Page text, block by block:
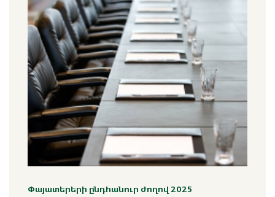
Փայատերերի ընդհանուր ժողով 2025